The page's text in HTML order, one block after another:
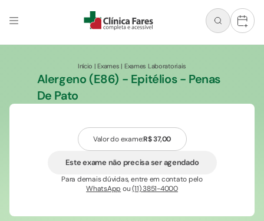
+
Início |Exames | Exames Laboratoriais
Alergeno (E86) - Epitélios - Penas
De Pato
Valor do exame:R$ 37,00
Este exame não precisa ser agendado
Para demais dúvidas, entre em contato pelo
WhatsApp ou(11) 3851-4000